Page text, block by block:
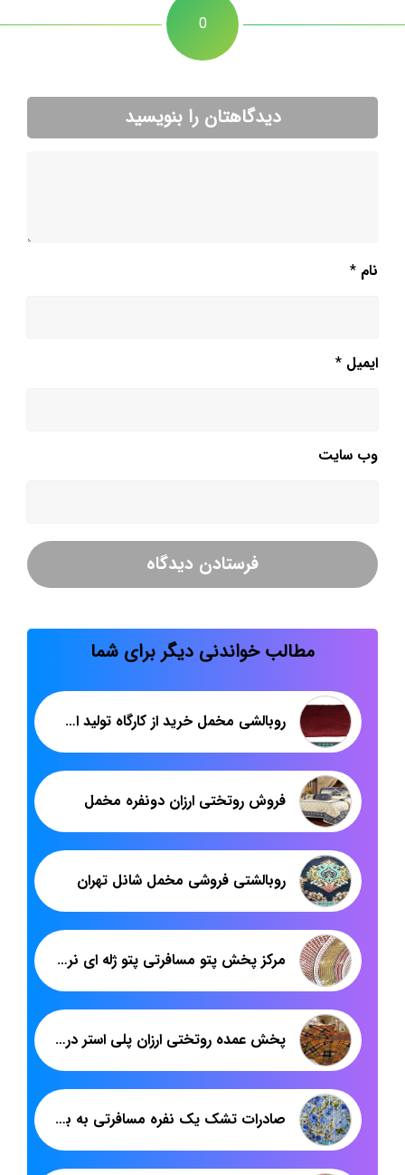
0
دیدگاهتان را بنویسید
نام *
ایمیل *
وب‌ سایت
مطالب خواندنی دیگر برای شما
روبالشی مخمل خرید از کارگاه تولید اصفهان
فروش روتختی ارزان دونفره مخمل
روبالشتی فروشی مخمل شانل تهران
مرکز پخش پتو مسافرتی پتو ژله ای نرمینه
پخش عمده روتختی ارزان پلی استر در اینستاگرام
صادرات تشک یک نفره مسافرتی به بازار عراق